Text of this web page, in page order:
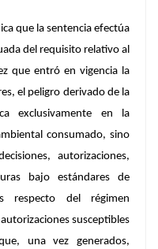
que la sentencia efectúa
del requisito relativo al
que entró en vigencia la
el peligro derivado de la
exclusivamente en la
consumado, sino
autorizaciones,
bajo estándares de
respecto del régimen
susceptibles
una vez generados,